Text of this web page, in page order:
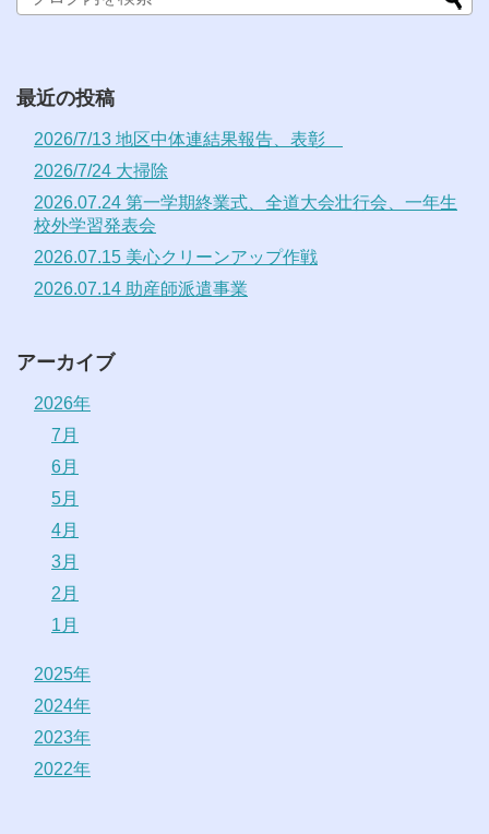
最近の投稿
2026/7/13 地区中体連結果報告、表彰
2026/7/24 大掃除
2026.07.24 第一学期終業式、全道大会壮行会、一年生
校外学習発表会
2026.07.15 美心クリーンアップ作戦
2026.07.14 助産師派遣事業
アーカイブ
2026年
7月
6月
5月
4月
3月
2月
1月
2025年
2024年
2023年
2022年